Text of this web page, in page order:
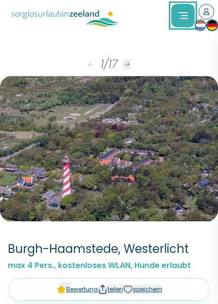
← 1/17 →
Burgh-Haamstede, Westerlicht
max 4 Pers., kostenloses WLAN, Hunde erlaubt
(52)Bewertung teilen speichern